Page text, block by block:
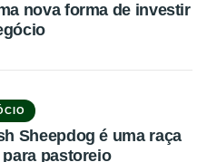
nova forma de investir
Sheepdog é uma raça
pastoreio